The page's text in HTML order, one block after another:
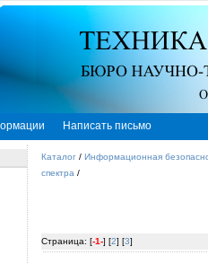
Написать письмо
Каталог / Информационная
спектра /
Страница: [-1-] [2] [3]